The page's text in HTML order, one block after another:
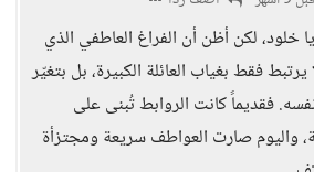
خلود، لكن أظن أن الفراغ العاطفي الذي
فقط بغياب العائلة الكبيرة، بل بتغيّر
فقديماً كانت الروابط تُبنى على
واليوم صارت العواطف سريعة ومجتزأة